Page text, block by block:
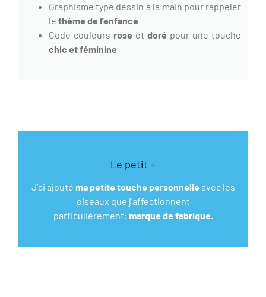
Graphisme type dessin à la main pour rappeler
le thème de l’enfance
Code couleurs rose etdoré pour une touche
chic et féminine
Le petit +
J’ai ajouté ma petite touche personnelle avec les
oiseaux que j’affectionnent
particulièrement: marque de fabrique.